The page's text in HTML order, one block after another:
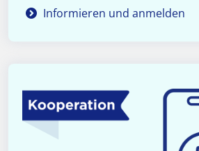
Informieren und anmelden